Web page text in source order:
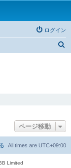
ログイン
ページ移動
All times are UTC+09:00
Limited